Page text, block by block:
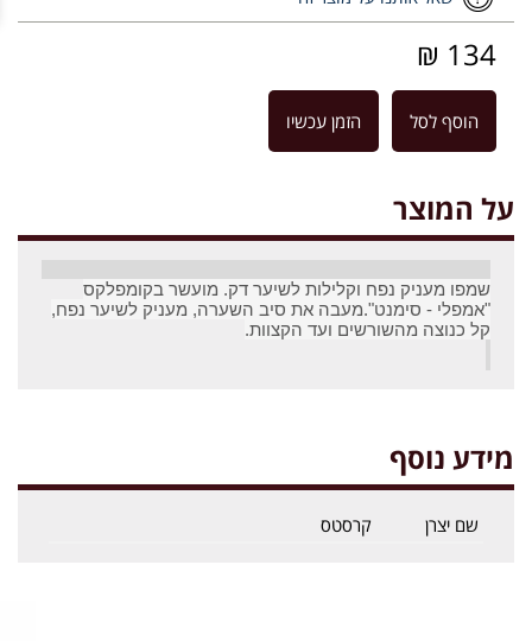
134 ₪
הוסף לסל הזמן עכשיו
על המוצר
שמפו מעניק נפח וקלילות לשיער דק. מועשר בקומפלקס
"אמפלי - סימנט".מעבה את סיב השערה, מעניק לשיער נפח,
קל כנוצה מהשורשים ועד הקצוות.
מידע נוסף
שם יצרן קרסטס